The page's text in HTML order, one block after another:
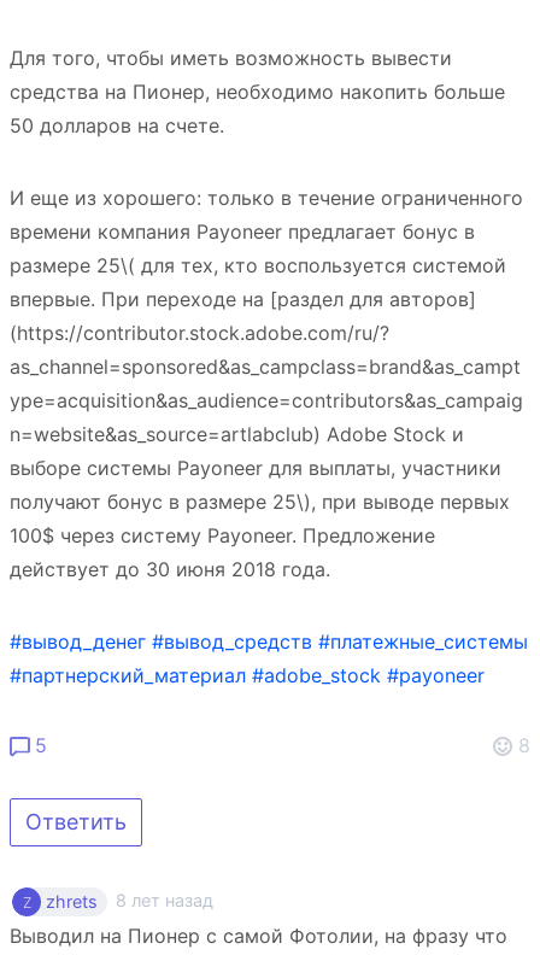
Для того, чтобы иметь возможность вывести
средства на Пионер, необходимо накопить больше
50 долларов на счете.
И еще из хорошего: только в течение ограниченного
времени компания Payoneer предлагает бонус в
размере 25\( для тех, кто воспользуется системой
впервые. При переходе на [раздел для авторов]
(https://contributor.stock.adobe.com/ru/?
as_channel=sponsored&as_campclass=brand&as_campt
ype=acquisition&as_audience=contributors&as_campaig
n=website&as_source=artlabclub) Adobe Stock и
выборе системы Payoneer для выплаты, участники
получают бонус в размере 25\), при выводе первых
100$ через систему Payoneer. Предложение
действует до 30 июня 2018 года.
#вывод_денег #вывод_средств #платежные_системы
#партнерский_материал #adobe_stock #payoneer
5 8
Ответить
zhrets 8 лет назад
Выводил на Пионер с самой Фотолии, на фразу что